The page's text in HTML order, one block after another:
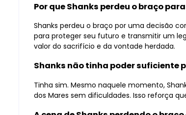
Por que Shanks perdeu o braço
Shanks perdeu o braço por uma decisão
para proteger seu futuro e transmitir um
valor do sacrifício e da vontade herdada.
Shanks não tinha poder suficiente
Tinha sim. Mesmo naquele momento,
dos Mares sem dificuldades. Isso reforça